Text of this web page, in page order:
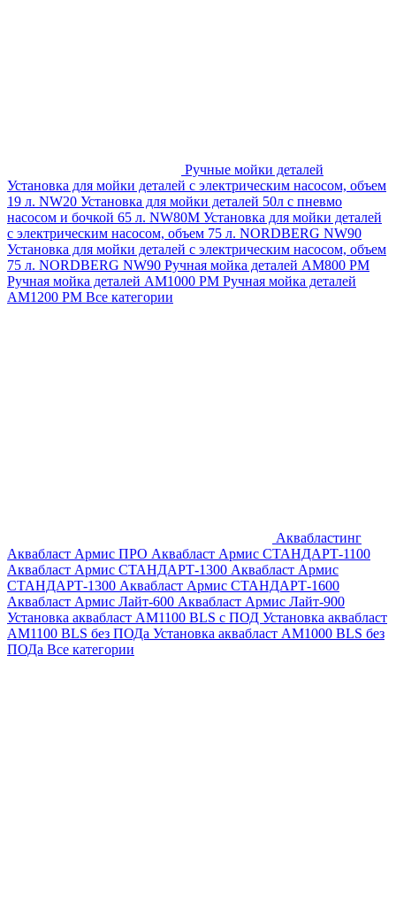
Ручные мойки деталей
Установка для мойки деталей с электрическим насосом, объем
19 л. NW20 Установка для мойки деталей 50л с пневмо
насосом и бочкой 65 л. NW80M Установка для мойки деталей
с электрическим насосом, объем 75 л. NORDBERG NW90
Установка для мойки деталей с электрическим насосом, объем
75 л. NORDBERG NW90 Ручная мойка деталей АМ800 РМ
Ручная мойка деталей АМ1000 РМ Ручная мойка деталей
АМ1200 РМ Все категории
Аквабластинг
Аквабласт Армис ПРО Аквабласт Армис СТАНДАРТ-1100
Аквабласт Армис СТАНДАРТ-1300 Аквабласт Армис
СТАНДАРТ-1300 Аквабласт Армис СТАНДАРТ-1600
Аквабласт Армис Лайт-600 Аквабласт Армис Лайт-900
Установка аквабласт AM1100 BLS с ПОД Установка аквабласт
AM1100 BLS без ПОДа Установка аквабласт AM1000 BLS без
ПОДа Все категории